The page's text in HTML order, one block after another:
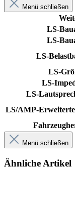
Menü schließen
LS-
LS-
LS-
LS-
LS-
LS-
LS/AMP-Erweiterte
Menü schließen
Ähnliche Artikel